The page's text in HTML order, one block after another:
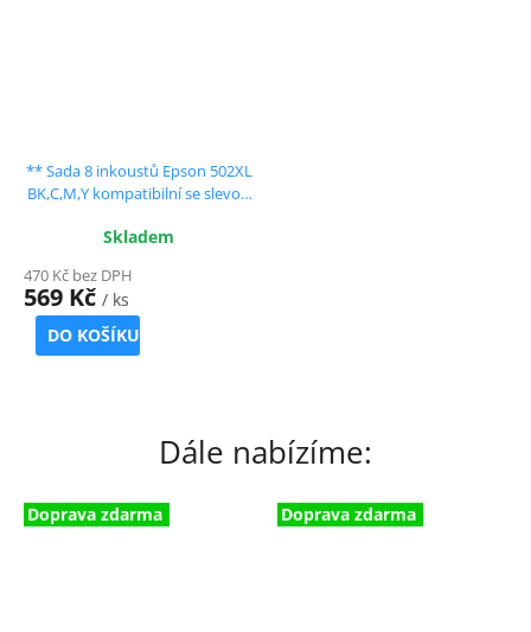
** Sada 8 inkoustů Epson 502XL
BK,C,M,Y kompatibilní se slevou
Skladem
470 Kč bez DPH
569 Kč / ks
DO KOŠÍKU
Dále nabízíme:
Doprava zdarma Doprava zdarma